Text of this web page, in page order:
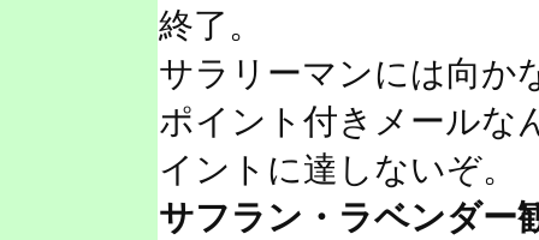
終了。
サラリーマンには向か
ポイント付きメールな
イントに達しないぞ。
サフラン・ラベンダー